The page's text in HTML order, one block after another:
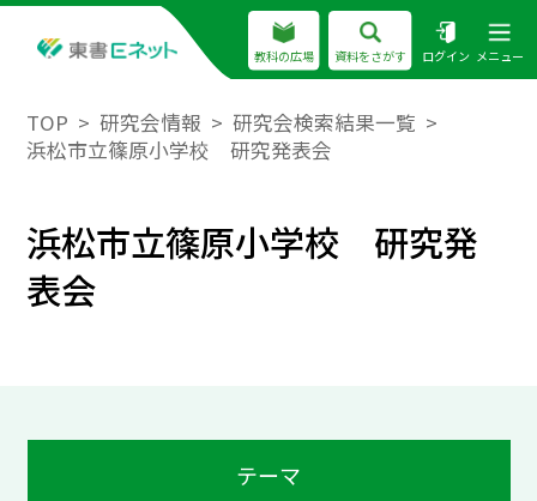
教科の広場 資料をさがす ログイン メニュー
TOP 研究会情報
研究会検索結果一覧
浜松市立篠原小学校 研究発表会
浜松市立篠原小学校 研究発
表会
テーマ